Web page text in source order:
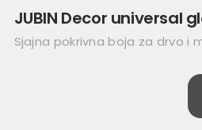
JUBIN Decor universal
Sjajna pokrivna boja za drvo i